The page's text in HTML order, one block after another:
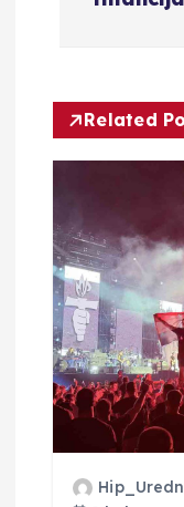
a
o
b
a
Related